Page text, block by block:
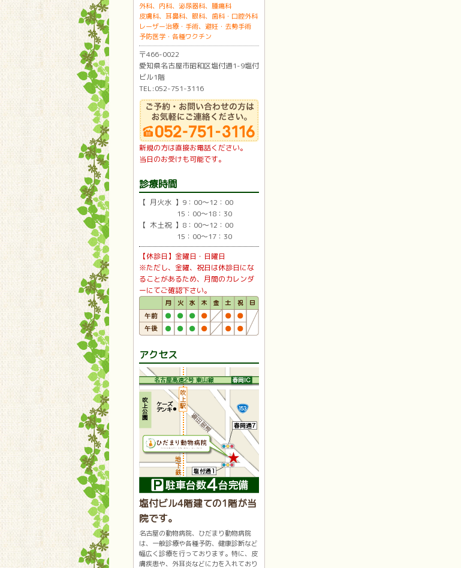
外科、内科、泌尿器科、腫瘍科
皮膚科、耳鼻科、眼科、歯科・口腔外科
レーザー治療・手術、避妊・去勢手術
予防医学・各種ワクチン
〒466-0022
愛知県名古屋市昭和区塩付通1-9塩付
ビル1階
TEL:052-751-3116
新規の方は直接お電話ください。
当日のお受けも可能です。
診療時間
【 月火水 】9：00〜12：00
15：00〜18：30
【 木土祝 】8：00〜12：00
15：00〜17：30
【休診日】金曜日・日曜日
※ただし、金曜、祝日は休診日にな
ることがあるため、月間のカレンダ
ーにてご確認下さい。
アクセス
塩付ビル4階建ての1階が当
院です。
名古屋の動物病院、ひだまり動物病院
は、一般診療や各種予防、健康診断など
幅広く診療を行っております。特に、皮
膚疾患や、外耳炎などに力を入れており